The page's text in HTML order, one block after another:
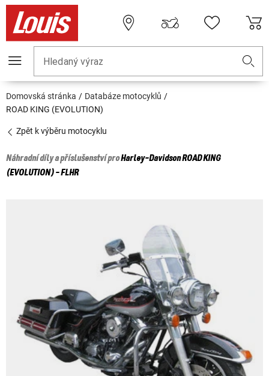
Hledaný výraz
Domovská stránka
Databáze motocyklů
ROAD KING (EVOLUTION)
Zpět k výběru motocyklu
Náhradní díly a příslušenství proHarley-DavidsonROAD KING
(EVOLUTION) - FLHR